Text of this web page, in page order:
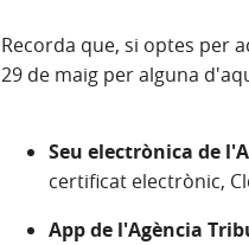
Recorda que, si optes per
29 de maig per alguna
Seu electrònica de
certificat electrònic,
App de l'Agència